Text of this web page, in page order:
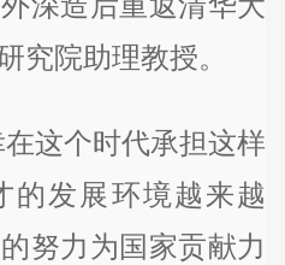
究院助理教授。
这个时代承担这样
的发展环境越来越
努力为国家贡献力